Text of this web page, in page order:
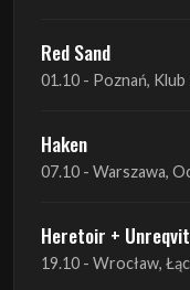
Red Sand
01.10 - Poznań,
Haken
07.10 - Warszawa,
Heretoir +
19.10 - Wrocław,